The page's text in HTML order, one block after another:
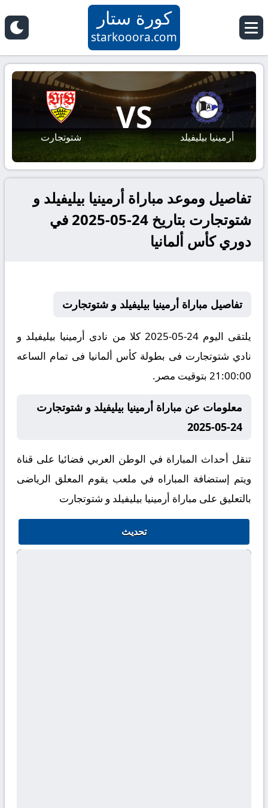
كورة ستار
starkooora.com
أرمينيا بيليفيلد
VS
شتوتجارت
تفاصيل وموعد مباراة أرمينيا بيليفيلد و
شتوتجارت بتاريخ 24-05-2025 في
دوري كأس ألمانيا
تفاصيل مباراة أرمينيا بيليفيلد و شتوتجارت
يلتقى اليوم 24-05-2025 كلا من نادى أرمينيا بيليفيلد و
نادي شتوتجارت فى بطولة كأس ألمانيا فى تمام الساعه
21:00:00 بتوقيت مصر.
معلومات عن مباراة أرمينيا بيليفيلد و شتوتجارت
24-05-2025
تنقل أحداث المباراة في الوطن العربي فضائيا على قناة
ويتم إستضافة المباراه في ملعب يقوم المعلق الرياضى
بالتعليق على مباراة أرمينيا بيليفيلد و شتوتجارت
تحديث